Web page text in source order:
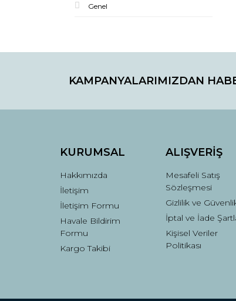
Genel
KAMPANYALARIMIZDAN
KURUMSAL
Hakkımızda
İletişim
İletişim Formu
Havale Bildirim
Formu
Kargo Takibi
ALIŞVERİŞ
Mesafeli Satış
Sözleşmesi
Gizlilik ve
İptal ve İade
Kişisel Veriler
Politikası